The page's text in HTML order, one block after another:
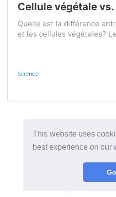
This website uses
best experience on our
Cellule végétale
Quelle est la différence
et les cellules végétales?
Science
2026 ©
Toutes